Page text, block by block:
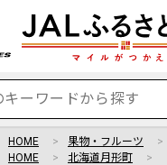
HOME 果物・フルーツ
HOME
北海道月形町